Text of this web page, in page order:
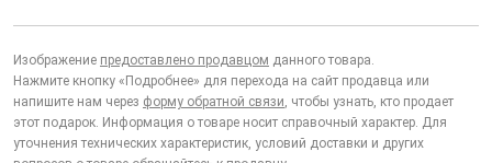
Изображение предоставлено продавцом данного товара.
Нажмите кнопку «Подробнее» для перехода на сайт продавца или
напишите нам через форму обратной связи, чтобы узнать, кто продает
этот подарок. Информация о товаре носит справочный характер. Для
уточнения технических характеристик, условий доставки и других